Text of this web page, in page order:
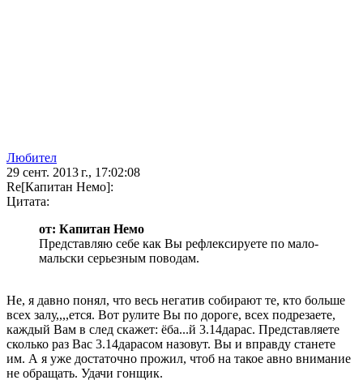
Любител
29 сент. 2013 г., 17:02:08
Re[Капитан Немо]:
Цитата:
от: Капитан Немо
Представляю себе как Вы рефлексируете по мало-
мальски серьезным поводам.
Не, я давно понял, что весь негатив собирают те, кто больше
всех залу,,,,ется. Вот рулите Вы по дороге, всех подрезаете,
каждый Вам в след скажет: ёба...й 3.14дарас. Представляете
сколько раз Вас 3.14дарасом назовут. Вы и вправду станете
им. А я уже достаточно прожил, чтоб на такое авно внимание
не обращать. Удачи гонщик.